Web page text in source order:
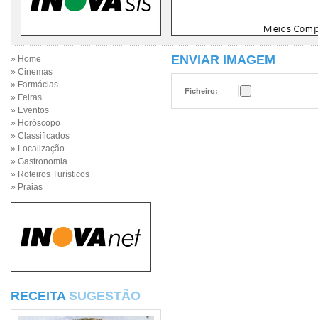
» Home
» Cinemas
» Farmácias
» Feiras
» Eventos
» Horóscopo
» Classificados
» Localização
» Gastronomia
» Roteiros Turísticos
» Praias
RECEITA SUGESTÃO
ENVIAR IMAGEM
Ficheiro: